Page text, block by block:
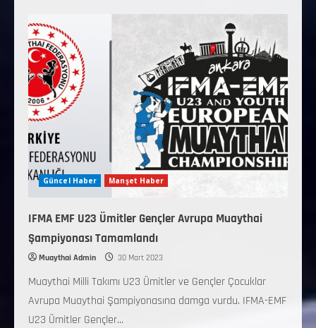
Güncel Haber Manşet Haber
IFMA EMF U23 Ümitler Gençler Avrupa Muaythai
Şampiyonası Tamamlandı
Muaythai Admin 30 Mart 2023
Muaythai Milli Takımı U23 Ümitler ve Gençler Çocuklar
Avrupa Muaythai Şampiyonasına damga vurdu. IFMA-EMF
U23 Ümitler Gençler...